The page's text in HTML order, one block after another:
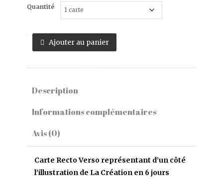
Quantité
quantité
de
en
jours
Ajouter au panier
Description
Informations complémentaires
Avis (0)
Carte Recto Verso représentant d’un côté
l’illustration de La Création en 6 jours